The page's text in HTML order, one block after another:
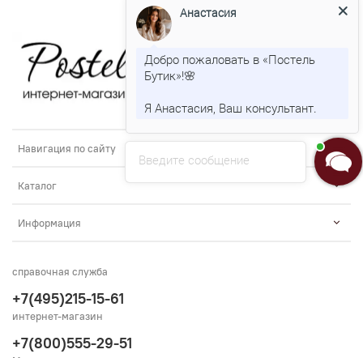
Навигация по сайту
Каталог
Информация
справочная служба
+7(495)215-15-61
интернет-магазин
+7(800)555-29-51
Введите сообщение
Анастасия
Добро пожаловать в «Постель
Бутик»!🌸
Я Анастасия, Ваш консультант.